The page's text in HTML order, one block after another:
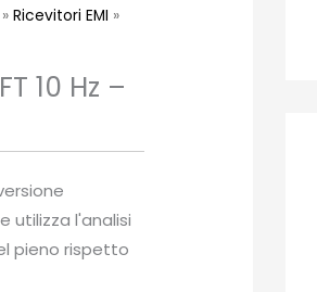
» Ricevitori EMI »
10 Hz –
utilizza l'analisi
pieno rispetto